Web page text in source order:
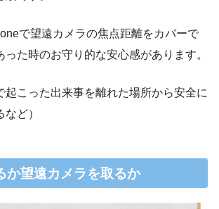
で望遠カメラの焦点距離をカバーで
った時のお守り的な安心感があります。
起こった出来事を離れた場所から安全に
ど）
か望遠カメラを取るか